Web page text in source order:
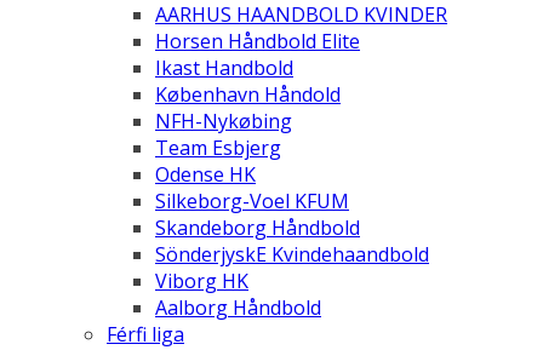
AARHUS HAANDBOLD KVINDER
Horsen Håndbold Elite
Ikast Handbold
København Håndold
NFH-Nykøbing
Team Esbjerg
Odense HK
Silkeborg-Voel KFUM
Skandeborg Håndbold
SönderjyskE Kvindehaandbold
Viborg HK
Aalborg Håndbold
Férfi liga